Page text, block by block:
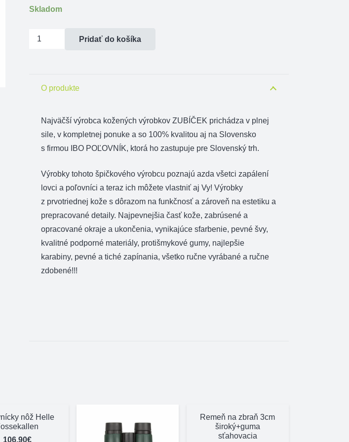
Skladom
množstvo
Pridať do košíka
O produkte
Najväčší výrobca kožených výrobkov ZUBÍČEK prichádza v plnej
sile, v kompletnej ponuke a so 100% kvalitou aj na Slovensko
s firmou IBO POĽOVNÍK, ktorá ho zastupuje pre Slovenský trh.
Výrobky tohoto špičkového výrobcu poznajú azda všetci zapálení
lovci a poľovníci a teraz ich môžete vlastniť aj Vy! Výrobky
z prvotriednej kože s dôrazom na funkčnosť a zároveň na estetiku a
prepracované detaily. Najpevnejšia časť kože, zabrúsené a
opracované okraje a ukončenia, vynikajúce sfarbenie, pevné švy,
kvalitné podporné materiály, protišmykové gumy, najlepšie
karabiny, pevné a tiché zapínania, všetko ručne vyrábané a ručne
zdobené!!!
nôž Helle
106,90€
Remeň na zbraň 3cm
široký+guma
sťahovacia